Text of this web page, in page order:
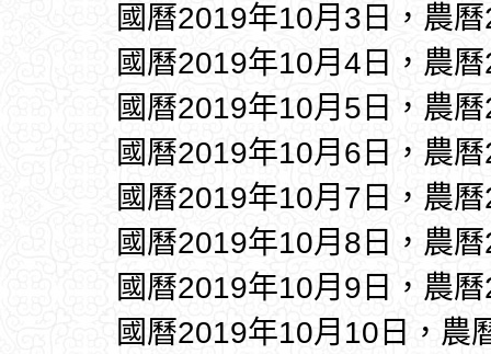
國曆2019年10月3日，農
國曆2019年10月4日，農
國曆2019年10月5日，農
國曆2019年10月6日，農
國曆2019年10月7日，農
國曆2019年10月8日，農
國曆2019年10月9日，農
國曆2019年10月10日，農